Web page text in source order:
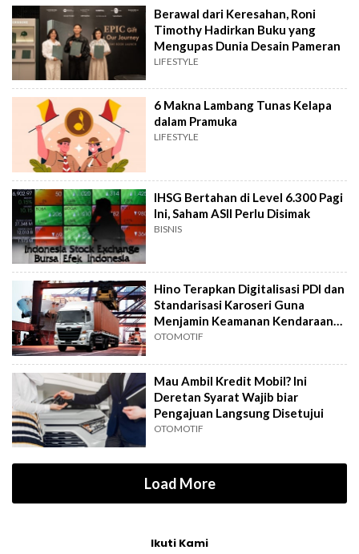
Berawal dari Keresahan, Roni
Timothy Hadirkan Buku yang
Mengupas Dunia Desain Pameran
LIFESTYLE
6 Makna Lambang Tunas Kelapa
dalam Pramuka
LIFESTYLE
IHSG Bertahan di Level 6.300 Pagi
Ini, Saham ASII Perlu Disimak
BISNIS
Hino Terapkan Digitalisasi PDI dan
Standarisasi Karoseri Guna
Menjamin Keamanan Kendaraan
Niaga
OTOMOTIF
Mau Ambil Kredit Mobil? Ini
Deretan Syarat Wajib biar
Pengajuan Langsung Disetujui
OTOMOTIF
Load More
Ikuti Kami